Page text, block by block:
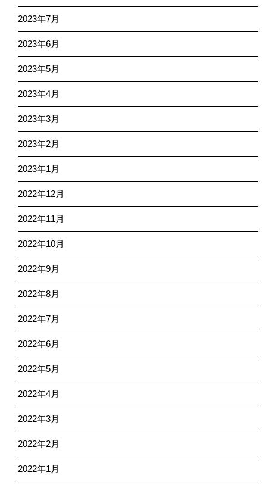
2023年7月
2023年6月
2023年5月
2023年4月
2023年3月
2023年2月
2023年1月
2022年12月
2022年11月
2022年10月
2022年9月
2022年8月
2022年7月
2022年6月
2022年5月
2022年4月
2022年3月
2022年2月
2022年1月